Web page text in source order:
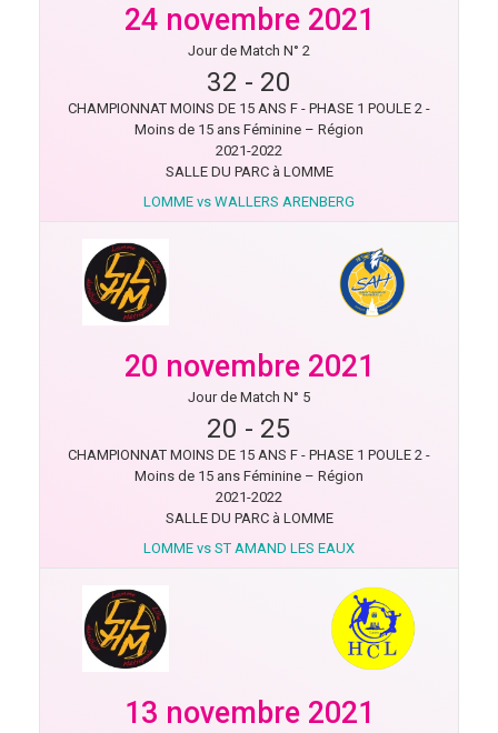
24 novembre 2021
Jour de Match N° 2
32 - 20
CHAMPIONNAT MOINS DE 15 ANS F - PHASE 1 POULE 2 -
Moins de 15 ans Féminine – Région
2021-2022
SALLE DU PARC à LOMME
LOMME vs WALLERS ARENBERG
20 novembre 2021
Jour de Match N° 5
20 - 25
CHAMPIONNAT MOINS DE 15 ANS F - PHASE 1 POULE 2 -
Moins de 15 ans Féminine – Région
2021-2022
SALLE DU PARC à LOMME
LOMME vs ST AMAND LES EAUX
13 novembre 2021